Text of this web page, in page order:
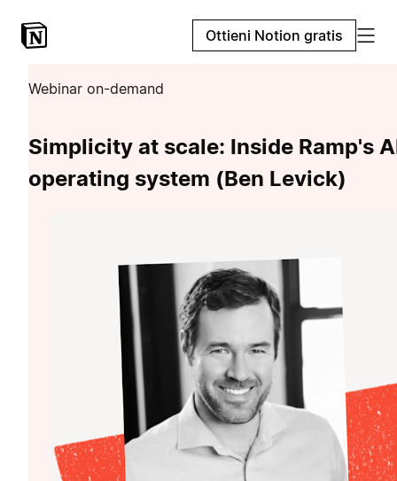
Ottieni Notion gratis
Webinar on-demand
Simplicity at scale: Inside Ramp's
operating system (Ben Levick)